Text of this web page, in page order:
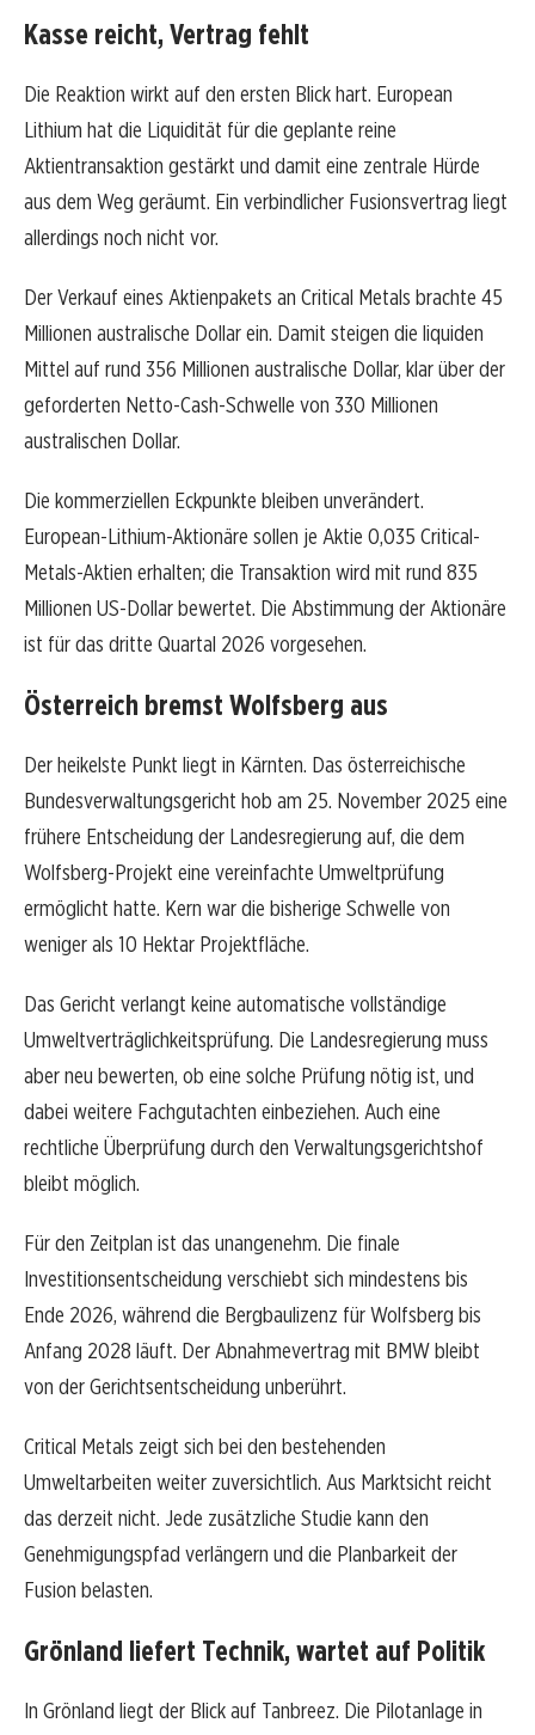
Kasse reicht, Vertrag fehlt
Die Reaktion wirkt auf den ersten Blick hart. European
Lithium hat die Liquidität für die geplante reine
Aktientransaktion gestärkt und damit eine zentrale Hürde
aus dem Weg geräumt. Ein verbindlicher Fusionsvertrag liegt
allerdings noch nicht vor.
Der Verkauf eines Aktienpakets an Critical Metals brachte 45
Millionen australische Dollar ein. Damit steigen die liquiden
Mittel auf rund 356 Millionen australische Dollar, klar über der
geforderten Netto-Cash-Schwelle von 330 Millionen
australischen Dollar.
Die kommerziellen Eckpunkte bleiben unverändert.
European-Lithium-Aktionäre sollen je Aktie 0,035 Critical-
Metals-Aktien erhalten; die Transaktion wird mit rund 835
Millionen US-Dollar bewertet. Die Abstimmung der Aktionäre
ist für das dritte Quartal 2026 vorgesehen.
Österreich bremst Wolfsberg aus
Der heikelste Punkt liegt in Kärnten. Das österreichische
Bundesverwaltungsgericht hob am 25. November 2025 eine
frühere Entscheidung der Landesregierung auf, die dem
Wolfsberg-Projekt eine vereinfachte Umweltprüfung
ermöglicht hatte. Kern war die bisherige Schwelle von
weniger als 10 Hektar Projektfläche.
Das Gericht verlangt keine automatische vollständige
Umweltverträglichkeitsprüfung. Die Landesregierung muss
aber neu bewerten, ob eine solche Prüfung nötig ist, und
dabei weitere Fachgutachten einbeziehen. Auch eine
rechtliche Überprüfung durch den Verwaltungsgerichtshof
bleibt möglich.
Für den Zeitplan ist das unangenehm. Die finale
Investitionsentscheidung verschiebt sich mindestens bis
Ende 2026, während die Bergbaulizenz für Wolfsberg bis
Anfang 2028 läuft. Der Abnahmevertrag mit BMW bleibt
von der Gerichtsentscheidung unberührt.
Critical Metals zeigt sich bei den bestehenden
Umweltarbeiten weiter zuversichtlich. Aus Marktsicht reicht
das derzeit nicht. Jede zusätzliche Studie kann den
Genehmigungspfad verlängern und die Planbarkeit der
Fusion belasten.
Grönland liefert Technik, wartet auf Politik
In Grönland liegt der Blick auf Tanbreez. Die Pilotanlage in